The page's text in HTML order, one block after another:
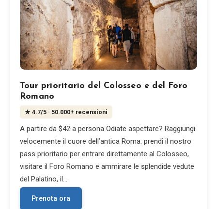
Tour prioritario del Colosseo e del Foro
Romano
★ 4.7/5 · 50.000+ recensioni
A partire da $42 a persona Odiate aspettare? Raggiungi
velocemente il cuore dell’antica Roma: prendi il nostro
pass prioritario per entrare direttamente al Colosseo,
visitare il Foro Romano e ammirare le splendide vedute
del Palatino, il…
Prenota ora